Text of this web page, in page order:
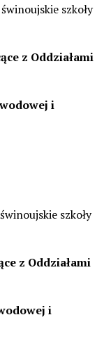
szkoły
z Oddziałami
i
szkoły
z Oddziałami
i